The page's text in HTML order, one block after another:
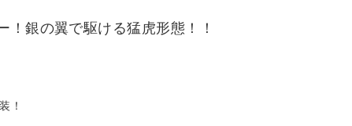
銀の翼で駆ける猛虎形態！！
！